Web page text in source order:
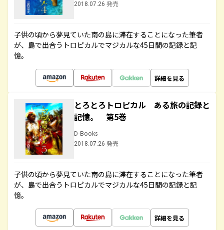
2018.07.26 発売
子供の頃から夢見ていた南の島に滞在することになった筆者
が、島で出合うトロピカルでマジカルな45日間の記録と記
憶。
詳細を見る
とろとろトロピカル ある旅の記録と
記憶。 第5巻
D-Books
2018.07.26 発売
子供の頃から夢見ていた南の島に滞在することになった筆者
が、島で出合うトロピカルでマジカルな45日間の記録と記
憶。
詳細を見る